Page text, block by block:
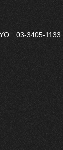
03-3405-1133